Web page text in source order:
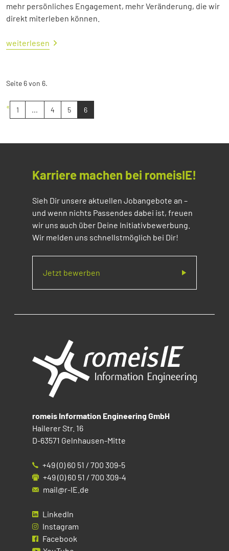
mehr persönliches Engagement, mehr Veränderung, die wir
direkt miterleben können.
weiterlesen
Seite 6 von 6.
« 1 ... 4 5 6
Karriere machen bei romeisIE!
Sieh Dir unsere aktuellen Jobangebote an –
und wenn nichts Passendes dabei ist, freuen
wir uns auch über Deine Initiativbewerbung.
Wir melden uns schnellstmöglich bei Dir!
Jetzt bewerben
romeis Information Engineering GmbH
Hailerer Str. 16
D-63571 Gelnhausen-Mitte
+49 (0) 60 51 / 700 309-5
+49 (0) 60 51 / 700 309-4
mail@r-IE.de
LinkedIn
Instagram
Facebook